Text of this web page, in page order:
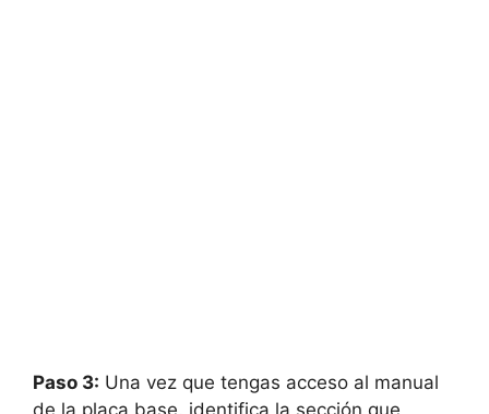
Paso ⁤3: ⁤Una vez que tengas acceso al ⁣manual
de la placa base, identifica la sección que‍